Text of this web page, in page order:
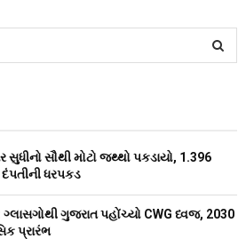
C
સૌથી મોટો જથ્થો પકડાયો, 1.396
ધરપકડ
ગુજરાત પહોંચ્યો CWG ધ્વજ, 2030
પ્રારંભ